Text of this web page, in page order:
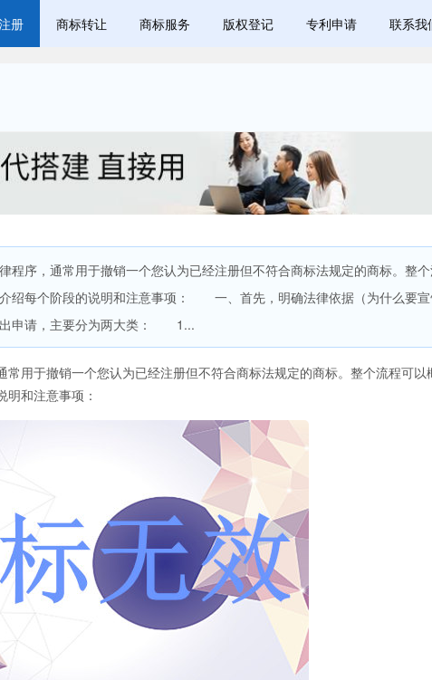
册 商标转让 商标服务 版权登记 专利申请 联系我
序，通常用于撤销一个您认为已经注册但不符合商标法规定的商标。整
绍每个阶段的说明和注意事项： 一、首先，明确法律依据（为什么要
申请，主要分为两大类： 1...
用于撤销一个您认为已经注册但不符合商标法规定的商标。整个流程可以
和注意事项：